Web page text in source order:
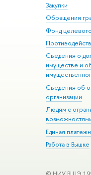
Закупки
Обращения
Фонд
Сведения о
имуществе и
Сведения об
организации
Людям с
Единая
Работа в Вышке